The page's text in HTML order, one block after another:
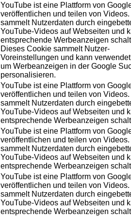
YouTube ist eine Plattform von
veröffentlichen und teilen von
sammelt Nutzerdaten durch
YouTube-Videos auf Webseiten und
entsprechende Werbeanzeigen
Dieses Cookie sammelt Nutzer-
Voreinstellungen und kann
um Werbeanzeigen in der Google
personalisieren.
YouTube ist eine Plattform von
veröffentlichen und teilen von
sammelt Nutzerdaten durch
YouTube-Videos auf Webseiten und
entsprechende Werbeanzeigen
YouTube ist eine Plattform von
veröffentlichen und teilen von
sammelt Nutzerdaten durch
YouTube-Videos auf Webseiten und
entsprechende Werbeanzeigen
YouTube ist eine Plattform von
veröffentlichen und teilen von
sammelt Nutzerdaten durch
YouTube-Videos auf Webseiten und
entsprechende Werbeanzeigen